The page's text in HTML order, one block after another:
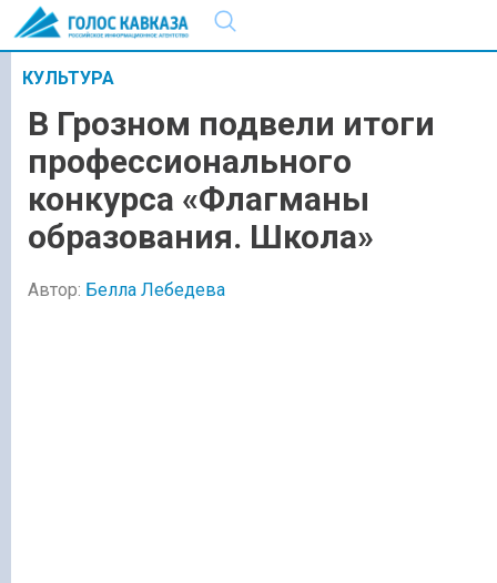
КУЛЬТУРА
В Грозном подвели итоги
профессионального
конкурса «Флагманы
образования. Школа»
Автор: Белла Лебедева